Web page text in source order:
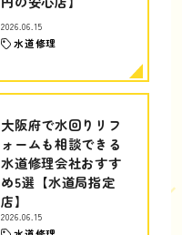
2026.06.15
水道修理
大阪府で水回りリフ
ォームも相談できる
水道修理会社おすす
め5選【水道局指定
店】
2026.06.15